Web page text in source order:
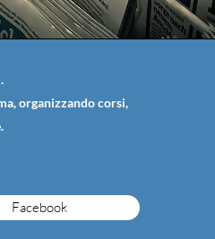
organizzando corsi,
Facebook